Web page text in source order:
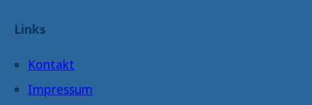
Links
Kontakt
Impressum